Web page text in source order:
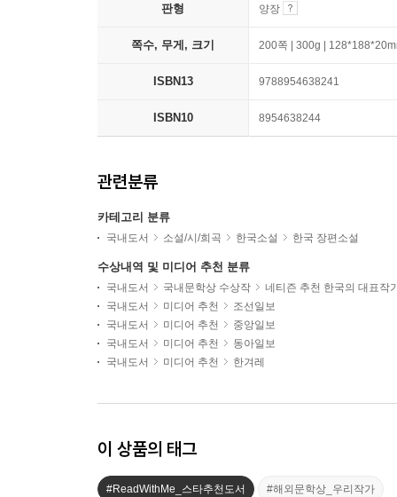
판형 양장
쪽수, 무게, 크기 200쪽 | 300g |
ISBN13 9788954638241
ISBN10 8954638244
관련분류
카테고리 분류
국내도서 소설/시/희곡 한국소설 한국 장편소설
수상내역 및 미디어 추천 분류
국내도서 국내문학상 수상작
네티즌 추천 한국의 대표작
국내도서
미디어 추천
조선일보
국내도서
미디어 추천
중앙일보
국내도서
미디어 추천
동아일보
국내도서
미디어 추천 한겨레
이 상품의 태그
#ReadWithMe_스타추천도서 #해외문학상_우리작가